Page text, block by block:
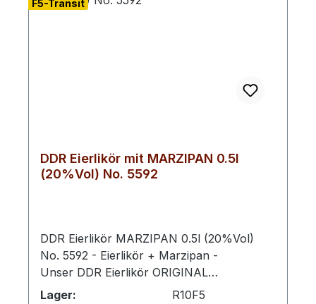
F5-Transit
DDR Eierlikör mit MARZIPAN 0.5l
(20%Vol) No. 5592
DDR Eierlikör MARZIPAN 0.5l (20%Vol)
No. 5592 - Eierlikör + Marzipan -
Unser DDR Eierlikör ORIGINAL
5593 verfeinert mit Marzipan vereint
Lager: R10F5